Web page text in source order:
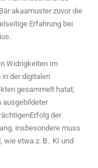
akaamuster zuvor die
Erfahrung bei
Widrigkeiten im
in der digitalen
gesammelt hatat;
ausgebildeter
der
insbesondere muss
etwa z. B.. KI und